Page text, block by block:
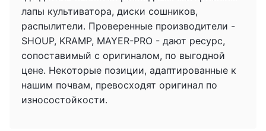
лапы культиватора, диски сошников,
распылители. Проверенные производители -
SHOUP, KRAMP, MAYER-PRO - дают ресурс,
сопоставимый с оригиналом, по выгодной
цене. Некоторые позиции, адаптированные к
нашим почвам, превосходят оригинал по
износостойкости.